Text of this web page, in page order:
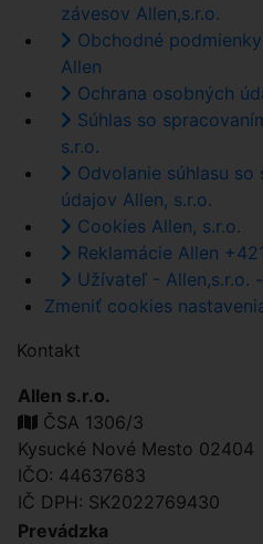
závesov Allen,s.r.o.
Obchodné
Allen
Ochrana osobných
Súhlas so
s.r.o.
Odvolanie súhlasu
údajov Allen, s.r.o.
Cookies Allen, s.r.o.
Reklamácie Allen
Užívateľ - Allen,s.r.o.
Zmeniť cookies
Kontakt
Allen s.r.o.
ČSA 1306/3
Kysucké Nové Mesto 02404
IČO: 44637683
IČ DPH: SK2022769430
Prevádzka